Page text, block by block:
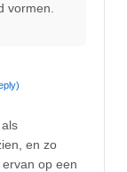
vormen.
en zo
op een